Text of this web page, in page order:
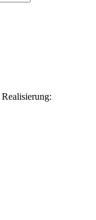
Realisierung: